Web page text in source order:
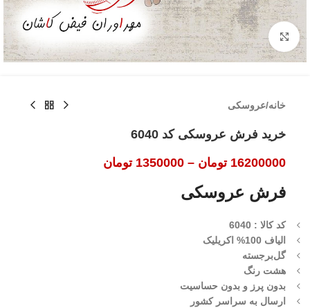
بزرگنمایی تصویر
خانه/عروسکی
خرید فرش عروسکی کد 6040
16200000 تومان –
1350000 تومان
فرش عروسکی
کد کالا : 6040
الیاف 100% اکریلیک
گل‌برجسته
هشت رنگ
بدون پرز و بدون حساسیت
ارسال به سراسر کشور